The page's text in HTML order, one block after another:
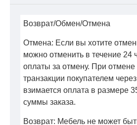
Возврат/Обмен/Отмена
Отмена: Если вы хотите
можно отменить в течение 24
оплаты за отмену. При отмене
транзакции покупателем
взимается оплата в размере
суммы заказа.
Возврат: Мебель не может